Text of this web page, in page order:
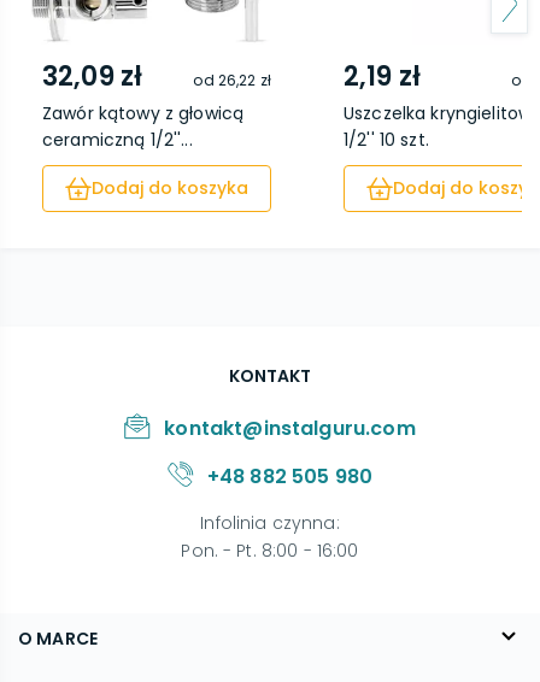
32,09 zł od 26,22 zł
Zawór kątowy z głowicą
ceramiczną 1/2''...
Dodaj do koszyka
2,19 zł od
Uszczelka
1/2'' 10 szt.
Dodaj do
O MARCE
KONTAKT
kontakt@instalguru.com
+48 882 505 980
Infolinia czynna:
Pon. - Pt. 8:00 - 16:00